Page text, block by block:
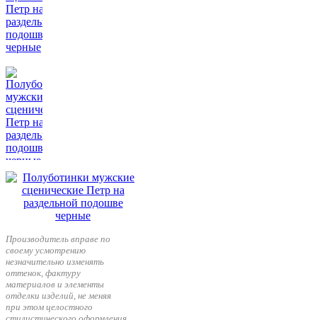
Производитель вправе по
своему усмотрению
незначительно изменять
оттенок, фактуру
материалов и элементы
отделки изделий, не меняя
при этом целостного